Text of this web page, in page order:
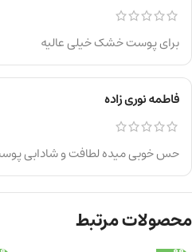
برای پوست خشک خیلی عالیه
فاطمه نوری زاده
حس خوبی میده لطافت و شادابی
محصولات مرتبط